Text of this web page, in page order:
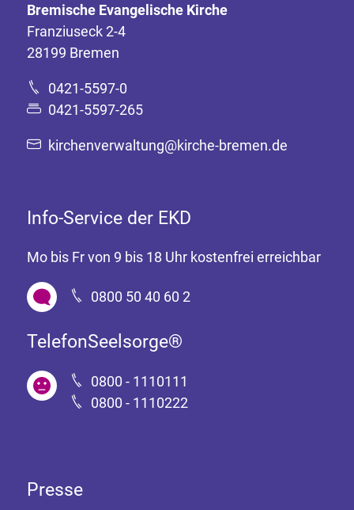
Bremische Evangelische Kirche
Franziuseck 2-4
28199 Bremen
0421-5597-0
0421-5597-265
kirchenverwaltung@kirche-bremen.de
Info-Service der EKD
Mo bis Fr von 9 bis 18 Uhr kostenfrei erreichbar
0800 50 40 60 2
TelefonSeelsorge®
0800 - 1110111
0800 - 1110222
Presse